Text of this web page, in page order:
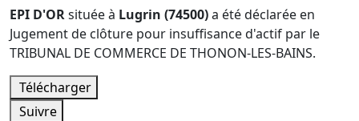
EPI D'ORsituée à Lugrin (74500)a été déclarée en
Jugement de clôture pour insuffisance d'actif par le
TRIBUNAL DE COMMERCE DE THONON-LES-BAINS.
Télécharger
Suivre